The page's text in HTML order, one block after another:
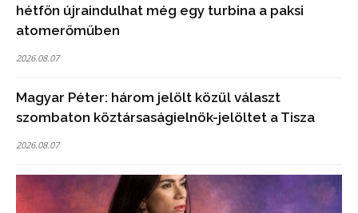
hétfőn újraindulhat még egy turbina a paksi
atomerőműben
2026.08.07
Magyar Péter: három jelölt közül választ
szombaton köztársaságielnök-jelöltet a Tisza
2026.08.07